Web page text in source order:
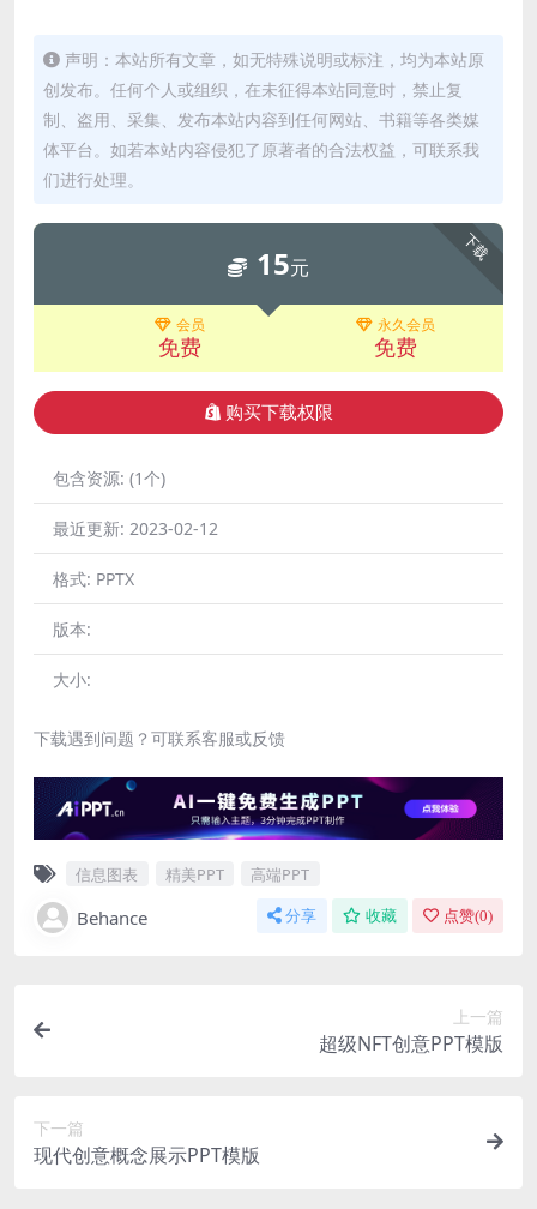
声明：本站所有文章，如无特殊说明或标注，均为本站原
创发布。任何个人或组织，在未征得本站同意时，禁止复
制、盗用、采集、发布本站内容到任何网站、书籍等各类媒
体平台。如若本站内容侵犯了原著者的合法权益，可联系我
们进行处理。
下载
15元
会员
免费
永久会员
免费
购买下载权限
包含资源: (1个)
最近更新: 2023-02-12
格式: PPTX
版本:
大小:
下载遇到问题？可联系客服或反馈
信息图表 精美PPT 高端PPT
Behance 分享 收藏 点赞(0)
上一篇
超级NFT创意PPT模版
下一篇
现代创意概念展示PPT模版